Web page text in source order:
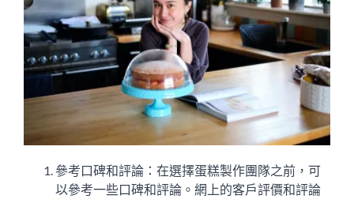
參考口碑和評論：在選擇蛋糕製作團隊之前，可
以參考一些口碑和評論。網上的客戶評價和評論